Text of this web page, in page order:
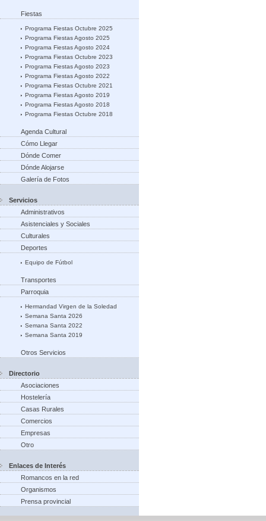
Fiestas
Programa Fiestas Octubre 2025
Programa Fiestas Agosto 2025
Programa Fiestas Agosto 2024
Programa Fiestas Octubre 2023
Programa Fiestas Agosto 2023
Programa Fiestas Agosto 2022
Programa Fiestas Octubre 2021
Programa Fiestas Agosto 2019
Programa Fiestas Agosto 2018
Programa Fiestas Octubre 2018
Agenda Cultural
Cómo Llegar
Dónde Comer
Dónde Alojarse
Galería de Fotos
Servicios
Administrativos
Asistenciales y Sociales
Culturales
Deportes
Equipo de Fútbol
Transportes
Parroquia
Hermandad Virgen de la Soledad
Semana Santa 2026
Semana Santa 2022
Semana Santa 2019
Otros Servicios
Directorio
Asociaciones
Hostelería
Casas Rurales
Comercios
Empresas
Otro
Enlaces de Interés
Romancos en la red
Organismos
Prensa provincial